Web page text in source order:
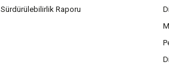
Sürdürülebilirlik Raporu